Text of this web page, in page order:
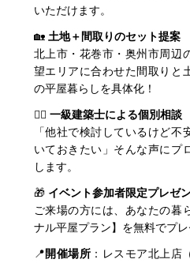
いただけます。
🏡 土地＋間取りのセット提案
北上市・花巻市・奥州市周辺
望エリアに合わせた間取りと
の平屋暮らしを具体化！
👷‍♂️ 一級建築士による個別相談
「他社で検討しているけど不
いておきたい」そんな声にプ
します。
🎁 イベント参加者限定プレゼ
ご来場の方には、あなたの暮
ナル平屋プラン】を無料でプレ
📍開催場所 ：レスモア北上店